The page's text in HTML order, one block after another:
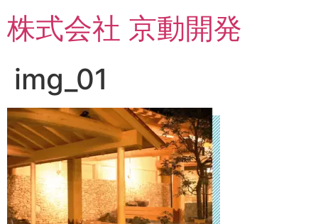
ン
テ
ス
キ
ッ
プ
株式会社 京動開発
img_01